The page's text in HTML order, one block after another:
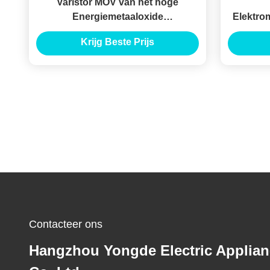
Varistor MOV van het hoge
Energiemetaaloxide
Schommelingsbescherming met
KEMA-Type
Krijg Beste Prijs
Gray
Contacteer ons
Hangzhou Yongde Electric